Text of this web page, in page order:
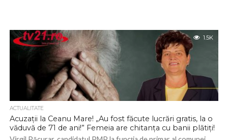
1.5K
ACTUALITATE
Acuzații la Ceanu Mare! „Au fost făcute lucrări gratis, la o
văduvă de 71 de ani!” Femeia are chitanța cu banii plătiți!